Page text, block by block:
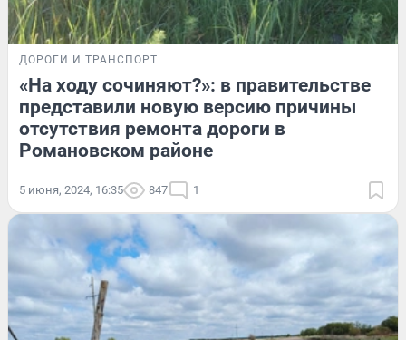
ДОРОГИ И ТРАНСПОРТ
«На ходу сочиняют?»: в правительстве
представили новую версию причины
отсутствия ремонта дороги в
Романовском районе
5 июня, 2024, 16:35 847 1